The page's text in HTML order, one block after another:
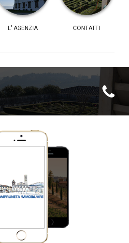
L' AGENZIA CONTATTI